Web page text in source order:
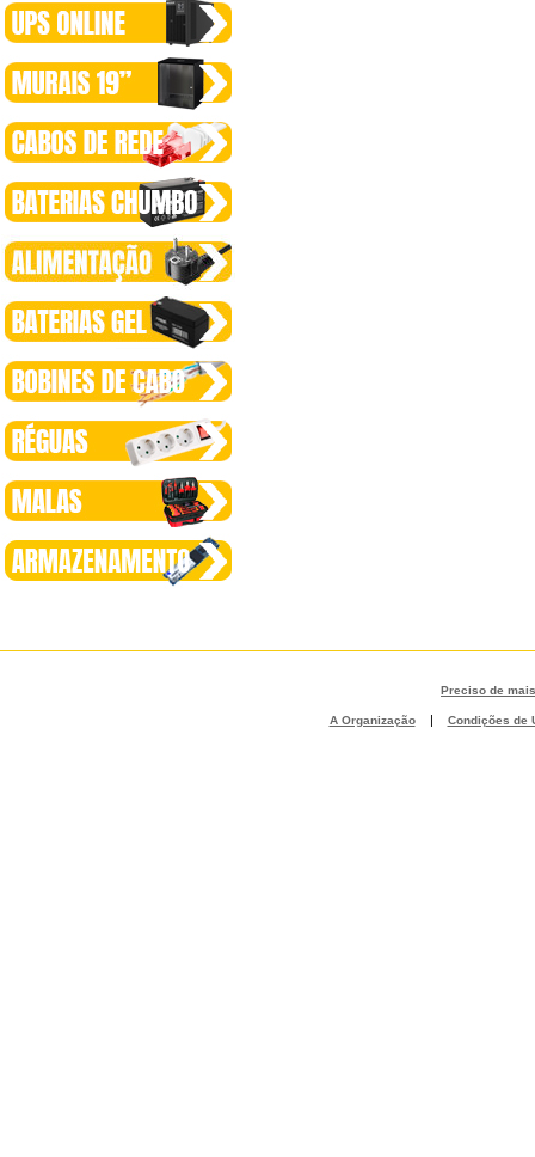
Preciso de
A Organização | Condições de